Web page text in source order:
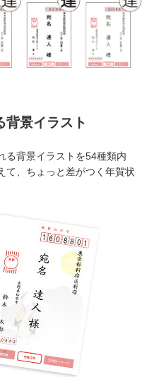
背景イラスト
る背景イラストを54種類内
て、ちょっと差がつく年賀状